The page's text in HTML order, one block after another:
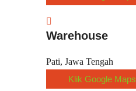
Warehouse
Pati, Jawa Tengah
Klik Google Maps